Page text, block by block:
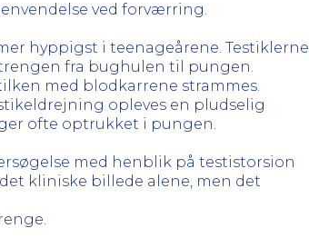
ved forværring.
hyppigst i teenageårene. Testiklerne
fra bughulen til pungen.
med blodkarrene strammes.
opleves en pludselig
ofte optrukket i pungen.
med henblik på testistorsion
kliniske billede alene, men det